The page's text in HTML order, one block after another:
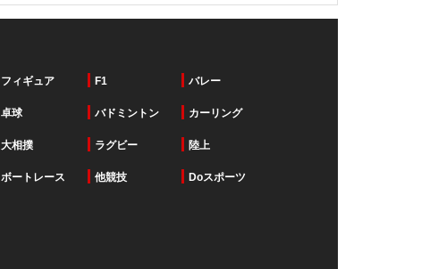
フィギュア F1 バレー
卓球 バドミントン カーリング
大相撲 ラグビー 陸上
ボートレース 他競技 Doスポーツ